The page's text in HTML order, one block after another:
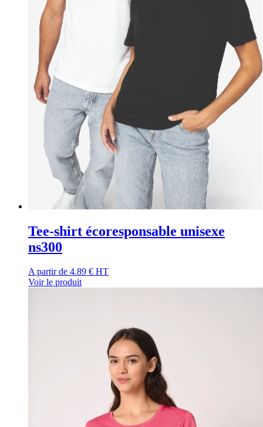
Tee-shirt écoresponsable unisexe
ns300
A partir de 4.89 € HT
Voir le produit